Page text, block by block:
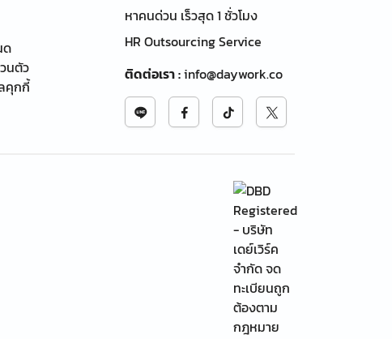
ด
นตัว
คุกกี้
หาคนด่วน เร็วสุด 1 ชั่วโมง
HR Outsourcing Service
ติดต่อเรา:info@daywork.co